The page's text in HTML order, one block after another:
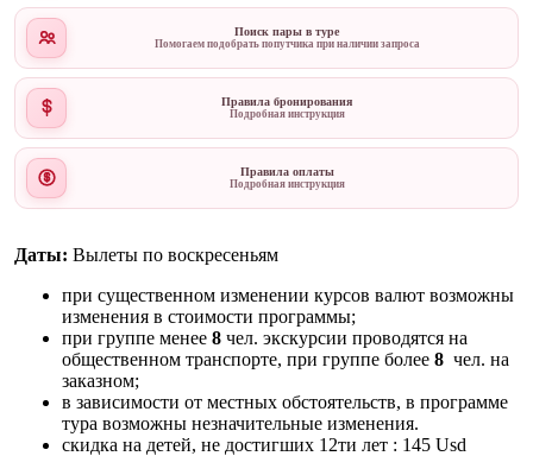
Поиск пары в туре
Помогаем подобрать попутчика при наличии запроса
Правила бронирования
Подробная инструкция
Правила оплаты
Подробная инструкция
Даты: Вылеты по воскресеньям
при существенном изменении курсов валют возможны
изменения в стоимости программы;
при группе менее 8 чел. экскурсии проводятся на
общественном транспорте, при группе более 8 чел. на
заказном;
в зависимости от местных обстоятельств, в программе
тура возможны незначительные изменения.
скидка на детей, не достигших 12ти лет : 145 Usd